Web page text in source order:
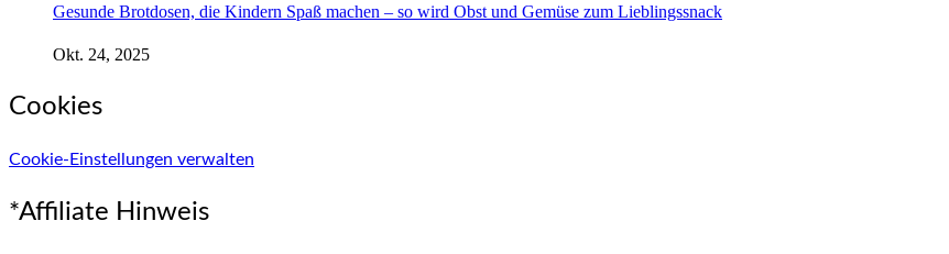
Gesunde Brotdosen, die Kindern Spaß machen – so wird Obst und Gemüse zum Lieblingssnack
Okt. 24, 2025
Cookies
Cookie-Einstellungen verwalten
*Affiliate Hinweis